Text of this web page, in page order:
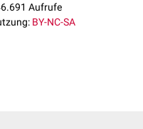
Aufrufe
BY-NC-SA